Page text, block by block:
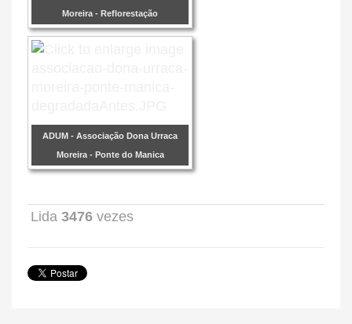
Moreira - Reflorestação
ADUM - Associação Dona Urraca
Moreira - Ponte do Manica
Lida 3476 vezes